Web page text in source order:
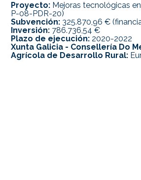
Proyecto: Mejoras tecnológicas
P-08-PDR-20)
Subvención: 325.870,96 €
Inversión: 786.736,54 €
Plazo de ejecución: 2020-2022
Xunta Galicia - Consellería Do
Agrícola de Desarrollo Rural: